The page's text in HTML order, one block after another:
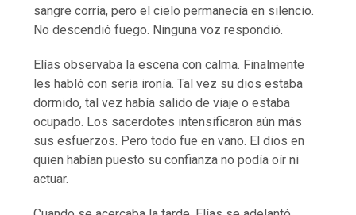
sangre corría, pero el cielo permanecía en silencio.
No descendió fuego. Ninguna voz respondió.
Elías observaba la escena con calma. Finalmente
les habló con seria ironía. Tal vez su dios estaba
dormido, tal vez había salido de viaje o estaba
ocupado. Los sacerdotes intensificaron aún más
sus esfuerzos. Pero todo fue en vano. El dios en
quien habían puesto su confianza no podía oír ni
actuar.